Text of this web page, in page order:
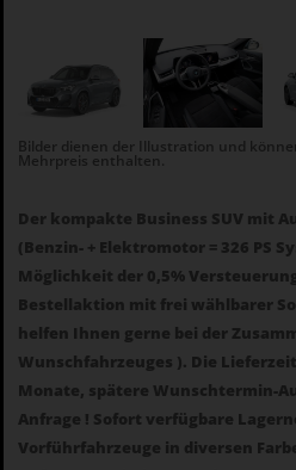
Bilder dienen der Illustration und
Mehrpreis enthalten.
Der kompakte Business SUV mit
(Benzin- + Elektromotor = 326 PS
Möglichkeit der 0,5%
Bestellaktion mit frei wählbarer
helfen Ihnen gerne bei der
Wunschfahrzeuges ). Die
Monate, spätere Wunschtermin-
Anfrage ! Sofort verfügbare
Vorführfahrzeuge in diversen